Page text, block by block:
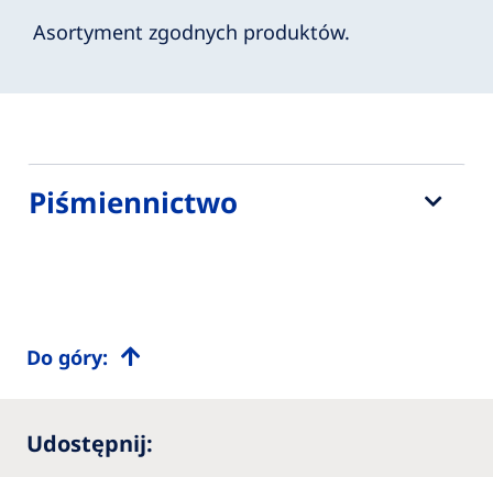
Asortyment zgodnych produktów.
Piśmiennictwo
Do góry:
Udostępnij: